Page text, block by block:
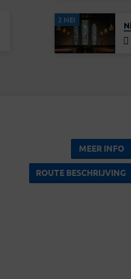
2 MEI
MEER INFO
ROUTE BESCHRIJVING